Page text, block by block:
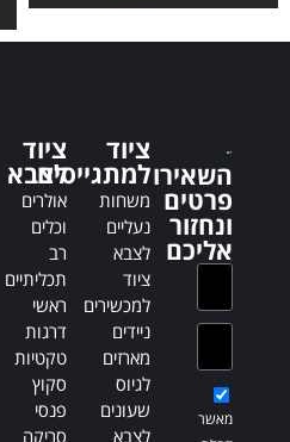
t
i
v
e
השאירו
פרטים
ונחזור
אליכם
מאשר
ציוד
למתגייסים
משחות
נעליים
לצבא
ציוד
למכשירים
ניידים
מארזים
לגיוס
שעונים
לצבא
ציוד
לצבא
אולרים
וכלים
רב
תכליתיים
ראשי
דרגות
טקטיות
סקוץ
פנסי
סריקה